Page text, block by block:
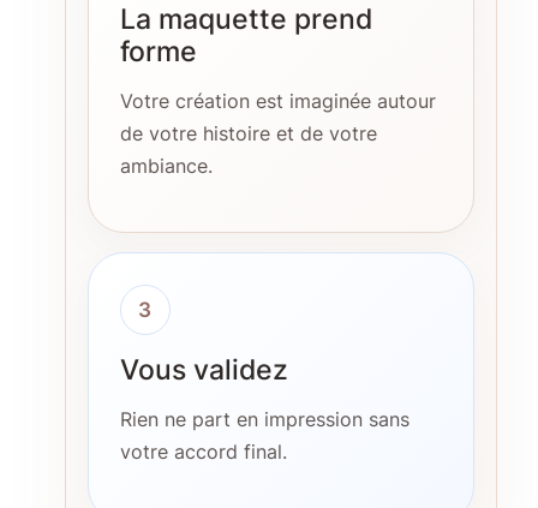
La maquette prend
forme
Votre création est imaginée autour
de votre histoire et de votre
ambiance.
3
Vous validez
Rien ne part en impression sans
votre accord final.